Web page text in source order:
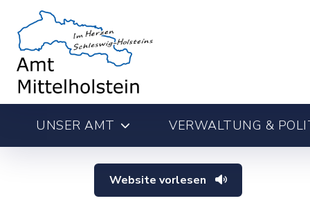
UNSER AMT VERWALTUNG &
Website vorlesen